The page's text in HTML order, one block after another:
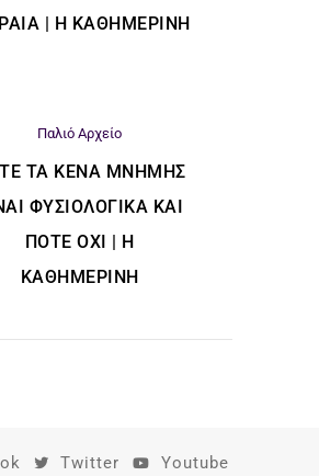
| Η ΚΑΘΗΜΕΡΙΝΗ
Παλιό Αρχείο
ΤΑ ΚΕΝΆ ΜΝΉΜΗΣ
ΦΥΣΙΟΛΟΓΙΚΆ ΚΑΙ
ΠΌΤΕ ΌΧΙ | Η
ΚΑΘΗΜΕΡΙΝΗ
Twitter Youtube